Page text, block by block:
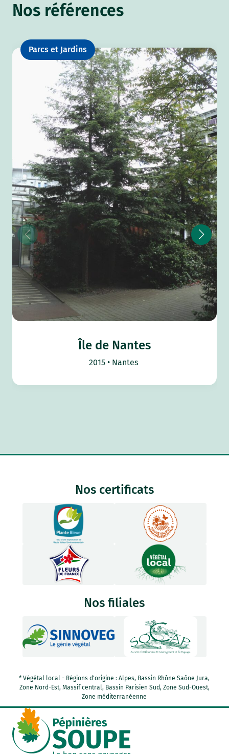
Nos références
Parcs et Jardins
Île de Nantes
2015 Nantes
Nos certificats
Nos filiales
* Végétal local - Régions d'origine : Alpes, Bassin Rhône Saône Jura,
Zone Nord-Est, Massif central, Bassin Parisien Sud, Zone Sud-Ouest,
Zone méditerranéenne